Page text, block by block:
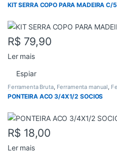
KIT SERRA COPO PARA MADEIRA C/
R$ 79,90
Ler mais
Espiar
Ferramenta Bruta, Ferramenta manual,
Todos
PONTEIRA ACO 3/4X1/2 SOCIOS
R$ 18,00
Ler mais